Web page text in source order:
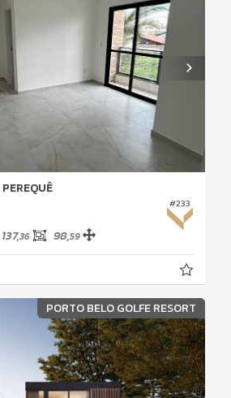
#233
PEREQUÊ
137,36 98,59
PORTO BELO GOLFE RESORT